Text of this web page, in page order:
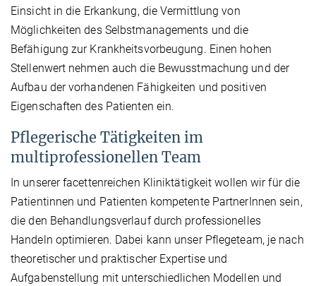
Einsicht in die Erkankung, die Vermittlung von
Möglichkeiten des Selbstmanagements und die
Befähigung zur Krankheitsvorbeugung. Einen hohen
Stellenwert nehmen auch die Bewusstmachung und der
Aufbau der vorhandenen Fähigkeiten und positiven
Eigenschaften des Patienten ein.
Pflegerische Tätigkeiten im
multiprofessionellen Team
In unserer facettenreichen Kliniktätigkeit wollen wir für die
Patientinnen und Patienten kompetente PartnerInnen sein,
die den Behandlungsverlauf durch professionelles
Handeln optimieren. Dabei kann unser Pflegeteam, je nach
theoretischer und praktischer Expertise und
Aufgabenstellung mit unterschiedlichen Modellen und